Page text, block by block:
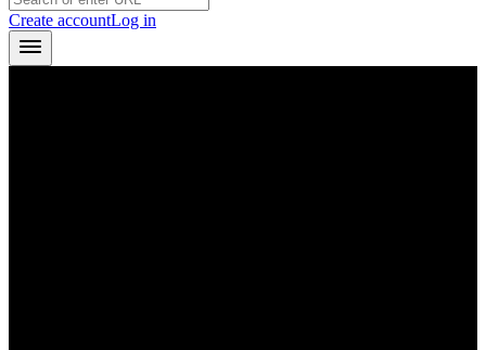
Create accountLog in